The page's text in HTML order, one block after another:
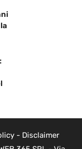
- Disclaimer